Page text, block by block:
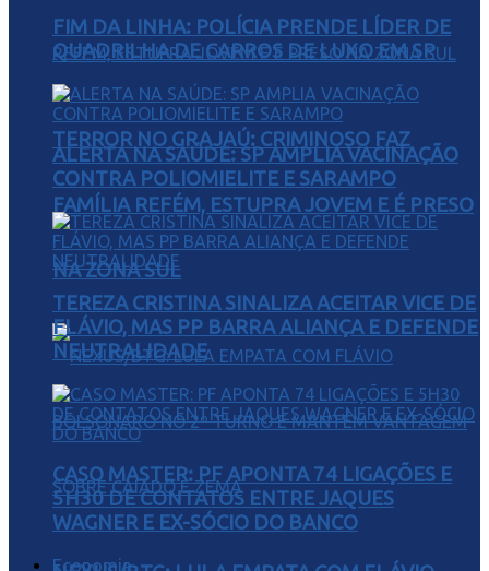
TERROR NO GRAJAÚ: CRIMINOSO FAZ
FAMÍLIA REFÉM, ESTUPRA JOVEM E É PRESO
NA ZONA SUL
FIM DA LINHA: POLÍCIA PRENDE LÍDER DE
QUADRILHA DE CARROS DE LUXO EM SP
ALERTA NA SAÚDE: SP AMPLIA VACINAÇÃO
CONTRA POLIOMIELITE E SARAMPO
TEREZA CRISTINA SINALIZA ACEITAR VICE DE
FLÁVIO, MAS PP BARRA ALIANÇA E DEFENDE
NEUTRALIDADE
CASO MASTER: PF APONTA 74 LIGAÇÕES E
5H30 DE CONTATOS ENTRE JAQUES
WAGNER E EX-SÓCIO DO BANCO
Economia